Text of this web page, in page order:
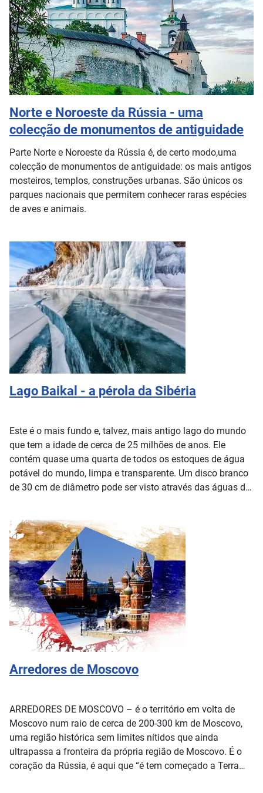
Norte e Noroeste da Rússia - uma
colecção de monumentos de antiguidade
Parte Norte e Noroeste da Rússia é, de certo modo,uma
colecção de monumentos de antiguidade: os mais antigos
mosteiros, templos, construções urbanas. São únicos os
parques nacionais que permitem conhecer raras espécies
de aves e animais.
Lago Baikal - a pérola da Sibéria
Este é o mais fundo e, talvez, mais antigo lago do mundo
que tem a idade de cerca de 25 milhões de anos. Ele
contém quase uma quarta de todos os estoques de água
potável do mundo, limpa e transparente. Um disco branco
de 30 cm de diâmetro pode ser visto através das águas de
Arredores de Moscovo
ARREDORES DE MOSCOVO – é o território em volta de
Moscovo num raio de cerca de 200-300 km de Moscovo,
uma região histórica sem limites nítidos que ainda
ultrapassa a fronteira da própria região de Moscovo. É o
coração da Rússia, é aqui que “é tem começado a Terra